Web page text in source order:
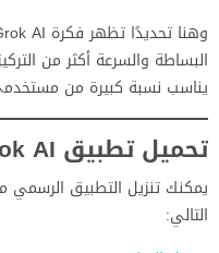
البساطة والسرعة أكثر من
يناسب نسبة كبيرة من
تحميل تطبيق Grok AI من Google Play
يمكنك تنزيل التطبيق الرسمي
التالي: